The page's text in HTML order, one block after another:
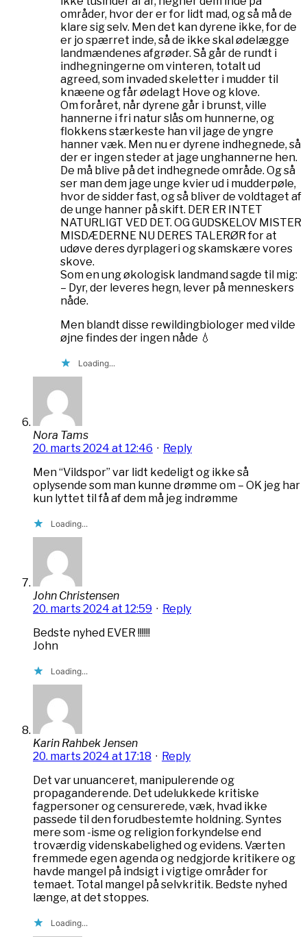
områder, hvor der er for lidt mad, og så må de
klare sig selv. Men det kan dyrene ikke, for de
er jo spærret inde, så de ikke skal ødelægge
landmændenes afgrøder. Så går de rundt i
indhegningerne om vinteren, totalt ud
agreed, som invaded skeletter i mudder til
knæene og får ødelagt Hove og klove.
Om foråret, når dyrene går i brunst, ville
hannerne i fri natur slås om hunnerne, og
flokkens stærkeste han vil jage de yngre
hanner væk. Men nu er dyrene indhegnede, så
der er ingen steder at jage unghannerne hen.
De må blive på det indhegnede område. Og så
ser man dem jage unge kvier ud i mudderpøle,
hvor de sidder fast, og så bliver de voldtaget af
de unge hanner på skift. DER ER INTET
NATURLIGT VED DET. OG GUDSKELOV MISTER
MISDÆDERNE NU DERES TALERØR for at
udøve deres dyrplageri og skamskære vores
skove.
Som en ung økologisk landmand sagde til mig:
– Dyr, der leveres hegn, lever på menneskers
nåde.
Men blandt disse rewildingbiologer med vilde
øjne findes der ingen nåde 💧
Loading...
Nora Tams
20. marts 2024 at 12:46 · Reply
Men “Vildspor” var lidt kedeligt og ikke så
oplysende som man kunne drømme om – OK jeg har
kun lyttet til få af dem må jeg indrømme
Loading...
John Christensen
20. marts 2024 at 12:59 · Reply
Bedste nyhed EVER !!!!!!
John
Loading...
Karin Rahbek Jensen
20. marts 2024 at 17:18 · Reply
Det var unuanceret, manipulerende og
propaganderende. Det udelukkede kritiske
fagpersoner og censurerede, væk, hvad ikke
passede til den forudbestemte holdning. Syntes
mere som -isme og religion forkyndelse end
troværdig videnskabelighed og evidens. Værten
fremmede egen agenda og nedgjorde kritikere og
havde mangel på indsigt i vigtige områder for
temaet. Total mangel på selvkritik. Bedste nyhed
længe, at det stoppes.
Loading...